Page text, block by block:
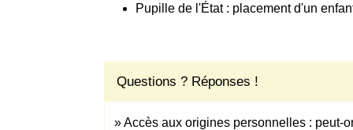
Pupille de l'État : placement d'un
Questions ? Réponses !
Accès aux origines personnelles : peut-